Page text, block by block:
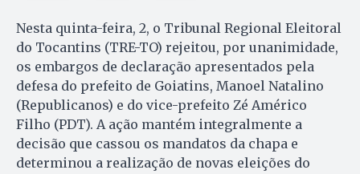
Nesta quinta-feira, 2, o Tribunal Regional Eleitoral
do Tocantins (TRE-TO) rejeitou, por unanimidade,
os embargos de declaração apresentados pela
defesa do prefeito de Goiatins, Manoel Natalino
(Republicanos) e do vice-prefeito Zé Américo
Filho (PDT). A ação mantém integralmente a
decisão que cassou os mandatos da chapa e
determinou a realização de novas eleições do